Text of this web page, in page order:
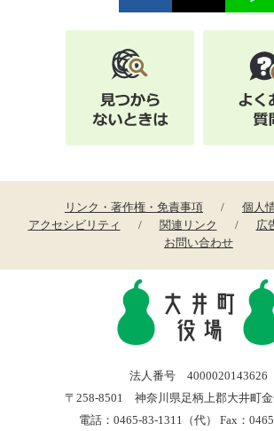
リンク・著作権・免責事項
個人
アクセシビリティ
関連リンク
広
お問い合わせ
法人番号 4000020143626
〒258-8501 神奈川県足柄上郡大井町
電話：0465-83-1311（代） Fax：